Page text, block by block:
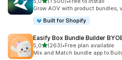
Celkový počet recenzí: 1500
Grow AOV with product bundles,
Built for Shopify
Easify Box Bundle Builder
5,0z 5 hvězd
(263)
Celkový počet recenzí: 263
•Free plan available
Mix and Match bundle app to